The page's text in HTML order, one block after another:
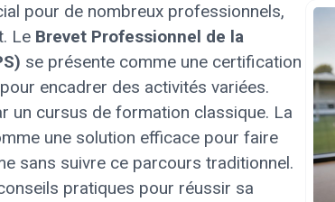
pour de nombreux professionnels,
Le Brevet Professionnel de la
se présente comme une certification
encadrer des activités variées.
un cursus de formation classique. La
une solution efficace pour faire
sans suivre ce parcours traditionnel.
pratiques pour réussir sa